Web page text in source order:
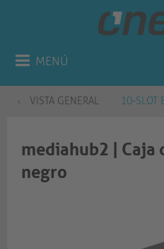
MENÚ
VISTA GENERAL 10-SLOT
mediahub2 | Caja
negro